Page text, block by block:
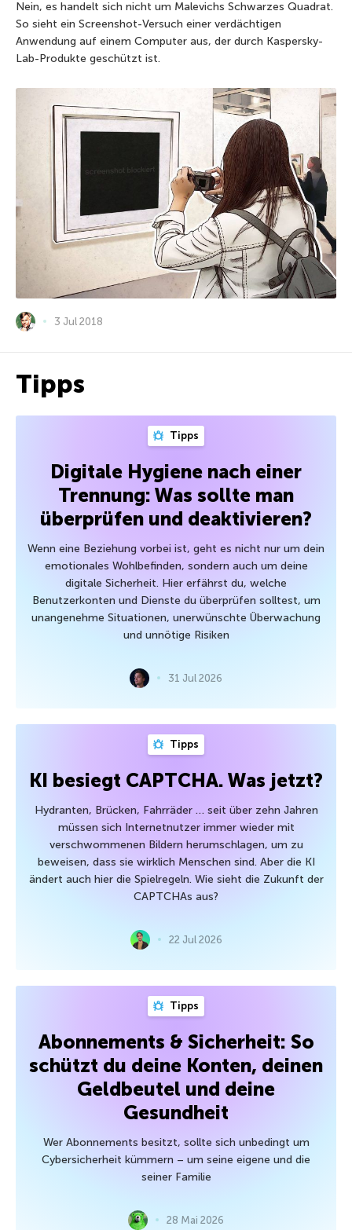
Nein, es handelt sich nicht um Malevichs Schwarzes Quadrat.
So sieht ein Screenshot-Versuch einer verdächtigen
Anwendung auf einem Computer aus, der durch Kaspersky-
Lab-Produkte geschützt ist.
3 Jul 2018
Tipps
Tipps
Digitale Hygiene nach einer
Trennung: Was sollte man
überprüfen und deaktivieren?
Wenn eine Beziehung vorbei ist, geht es nicht nur um dein
emotionales Wohlbefinden, sondern auch um deine
digitale Sicherheit. Hier erfährst du, welche
Benutzerkonten und Dienste du überprüfen solltest, um
unangenehme Situationen, unerwünschte Überwachung
und unnötige Risiken
31 Jul 2026
Tipps
KI besiegt CAPTCHA. Was jetzt?
Hydranten, Brücken, Fahrräder … seit über zehn Jahren
müssen sich Internetnutzer immer wieder mit
verschwommenen Bildern herumschlagen, um zu
beweisen, dass sie wirklich Menschen sind. Aber die KI
ändert auch hier die Spielregeln. Wie sieht die Zukunft der
CAPTCHAs aus?
22 Jul 2026
Tipps
Abonnements & Sicherheit: So
schützt du deine Konten, deinen
Geldbeutel und deine
Gesundheit
Wer Abonnements besitzt, sollte sich unbedingt um
Cybersicherheit kümmern – um seine eigene und die
seiner Familie
28 Mai 2026